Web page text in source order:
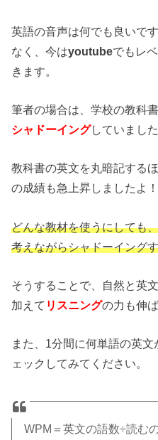
英語の音声は何でも良いで
なく、今はyoutubeでもレ
きます。
筆者の場合は、学校の教科
シャドーイングしていました
教科書の英文を丸暗記する
の成績も急上昇しましたよ！
どんな教材を使うにしても
考えながらシャドーイング
そうすることで、自然と英
加えて リスニングの力も伸
また、1分間に何単語の英
ェックしてみてください。
WPM＝英文の語数÷読む